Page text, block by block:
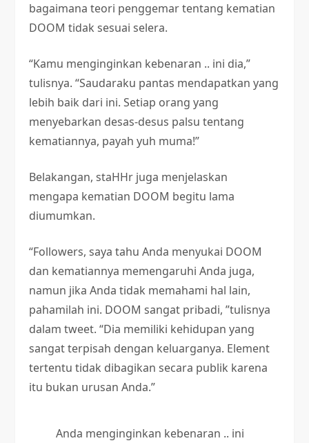
bagaimana teori penggemar tentang kematian
DOOM tidak sesuai selera.
“Kamu menginginkan kebenaran .. ini dia,”
tulisnya. “Saudaraku pantas mendapatkan yang
lebih baik dari ini. Setiap orang yang
menyebarkan desas-desus palsu tentang
kematiannya, payah yuh muma!”
Belakangan, staHHr juga menjelaskan
mengapa kematian DOOM begitu lama
diumumkan.
“Followers, saya tahu Anda menyukai DOOM
dan kematiannya memengaruhi Anda juga,
namun jika Anda tidak memahami hal lain,
pahamilah ini. DOOM sangat pribadi, ”tulisnya
dalam tweet. “Dia memiliki kehidupan yang
sangat terpisah dengan keluarganya. Element
tertentu tidak dibagikan secara publik karena
itu bukan urusan Anda.”
Anda menginginkan kebenaran .. ini